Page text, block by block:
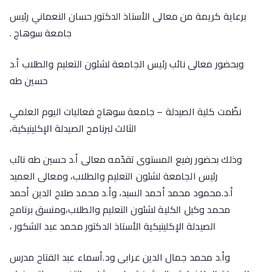
برعاية كريمة من معالى الأستاذ الدكتور حسان النعماني رئيس
جامعة سوهاج .
وبحضور معالى نائب رئيس الجامعة لشئون التعليم والطلاب أ.د
حسين طه
نظّمت كلية الصيدلة – جامعة سوهاج فعاليات اليوم العلمي
الثالث لبرنامج الصيدلة الإكلينيكية،
وذلك بحضور رفيع المستوى تقدّمه معالى أ.د حسين طه نائب
رئيس الجامعة لشئون التعليم والطلاب، ومعالى العميد
أ.د.محمود محمد أحمد السيد، وأ.د محمد صلاح الدين أحمد
محمد وكيل الكلية لشئون التعليم والطلاب،ومنسق برنامج
الصيدلة الإكلينيكية الأستاذ الدكتور محمد عبد الشكور ،
وأ.د محمد جمال الدين عرابى ود.أسماء عبد الفتاح مدرس